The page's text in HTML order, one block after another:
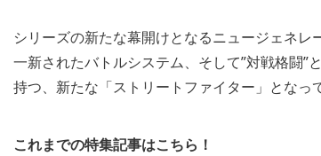
シリーズの新たな幕開けとなるニュージェネレ
一新されたバトルシステム、そして”対戦格闘
持つ、新たな「ストリートファイター」となっ
これまでの特集記事はこちら！